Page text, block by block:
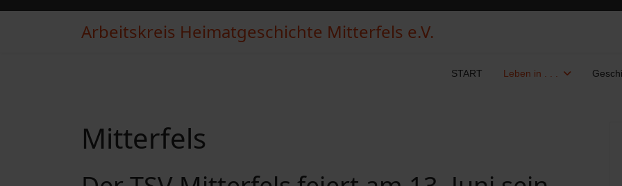
Arbeitskreis Heimatgeschichte Mitterfels e.V.
START Leben in . . .
Mitterfels